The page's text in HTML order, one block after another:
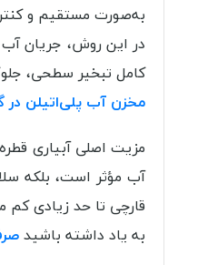
به‌صورت مستقیم و
در این روش، جریان
کامل تبخیر سطحی،
مخزن آب پلی‌اتیلن در
مزیت اصلی آبیاری
آب مؤثر است، بلکه
قارچی تا حد زیادی
به یاد داشته باشید